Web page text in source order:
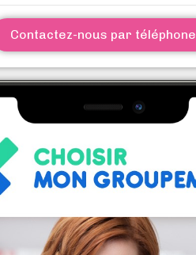
Contactez-nous par téléphone